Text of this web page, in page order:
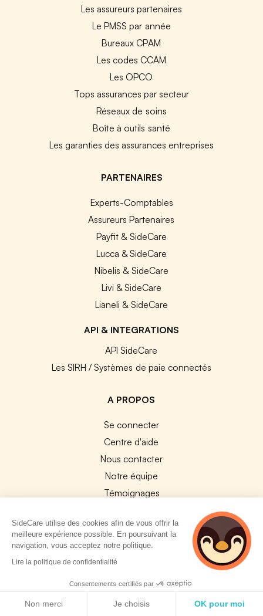
Les assureurs partenaires
Le PMSS par année
Bureaux CPAM
Les codes CCAM
Les OPCO
Tops assurances par secteur
Réseaux de soins
Boîte à outils santé
Les garanties des assurances entreprises
PARTENAIRES
Experts-Comptables
Assureurs Partenaires
Payfit & SideCare
Lucca & SideCare
Nibelis & SideCare
Livi & SideCare
Lianeli & SideCare
API & INTEGRATIONS
API SideCare
Les SIRH / Systèmes de paie connectés
A PROPOS
Se connecter
Centre d'aide
Nous contacter
Notre équipe
Témoignages
Mentions légales
CGU & RGPD
Cookies
NOS APPS
App Store
SideCare utilise des cookies afin de vous offrir la
meilleure expérience possible. En poursuivant la
navigation, vous acceptez notre politique.
Lire la politique de confidentialité
Consentements certifiés par
Non merci Je choisis OK pour moi
2 personnes
consultent
actuellement cette